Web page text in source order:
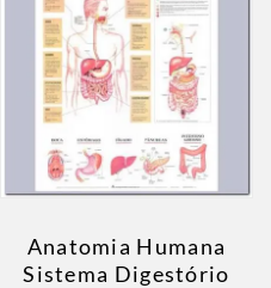
Anatomia Humana
Sistema Digestório